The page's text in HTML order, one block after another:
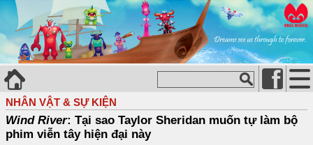
NHÂN VẬT & SỰ KIỆN
Wind River: Tại sao Taylor Sheridan muốn tự làm bộ
phim viễn tây hiện đại này